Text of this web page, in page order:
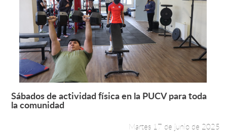
Leer más +
Sábados de actividad física en la PUCV para toda
la comunidad
Martes 17 de junio de 2025